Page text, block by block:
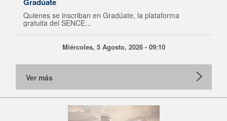
Quienes se inscriban en Gradúate, la plataforma
gratuita del SENCE...
Miércoles, 5 Agosto, 2026 - 09:10
Ver más